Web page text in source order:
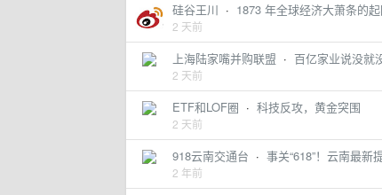
硅谷王川 · 1873 年全球经济大萧条的
2 天前
上海陆家嘴并购联盟 · 百亿家业说没就
2 天前
ETF和LOF圈 · 科技反攻，黄金突围
2 天前
918云南交通台 · 事关“618”！云南最新提
2 年前